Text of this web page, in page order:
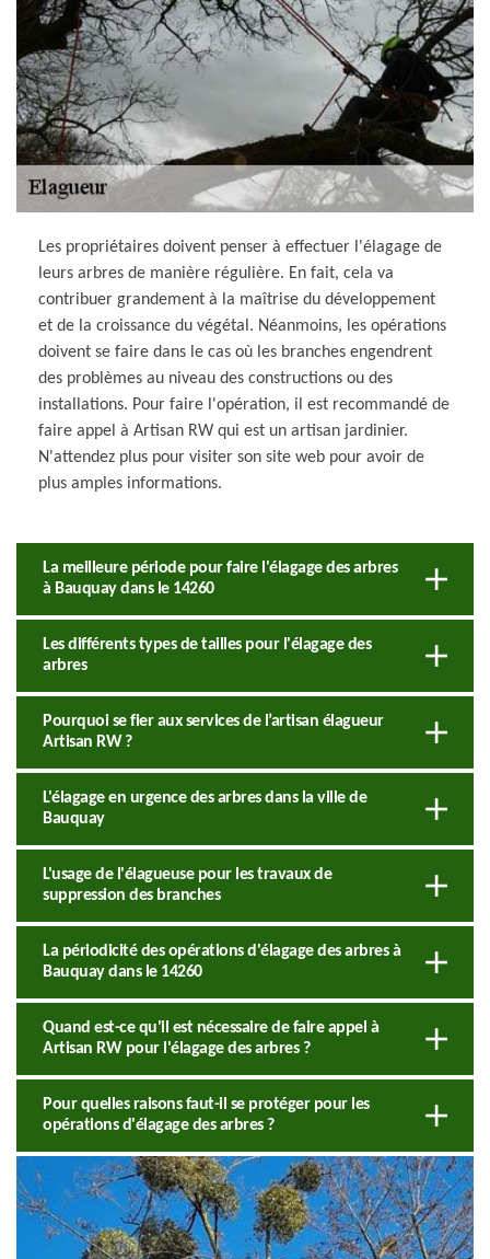
Les propriétaires doivent penser à effectuer l'élagage de
leurs arbres de manière régulière. En fait, cela va
contribuer grandement à la maîtrise du développement
et de la croissance du végétal. Néanmoins, les opérations
doivent se faire dans le cas où les branches engendrent
des problèmes au niveau des constructions ou des
installations. Pour faire l'opération, il est recommandé de
faire appel à Artisan RW qui est un artisan jardinier.
N'attendez plus pour visiter son site web pour avoir de
plus amples informations.
La meilleure période pour faire l'élagage des arbres
à Bauquay dans le 14260
Les différents types de tailles pour l'élagage des
arbres
Pourquoi se fier aux services de l’artisan élagueur
Artisan RW ?
L'élagage en urgence des arbres dans la ville de
Bauquay
L'usage de l'élagueuse pour les travaux de
suppression des branches
La périodicité des opérations d'élagage des arbres à
Bauquay dans le 14260
Quand est-ce qu'il est nécessaire de faire appel à
Artisan RW pour l'élagage des arbres ?
Pour quelles raisons faut-il se protéger pour les
opérations d'élagage des arbres ?